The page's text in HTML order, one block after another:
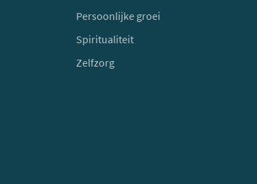
Persoonlijke groei
Spiritualiteit
Zelfzorg